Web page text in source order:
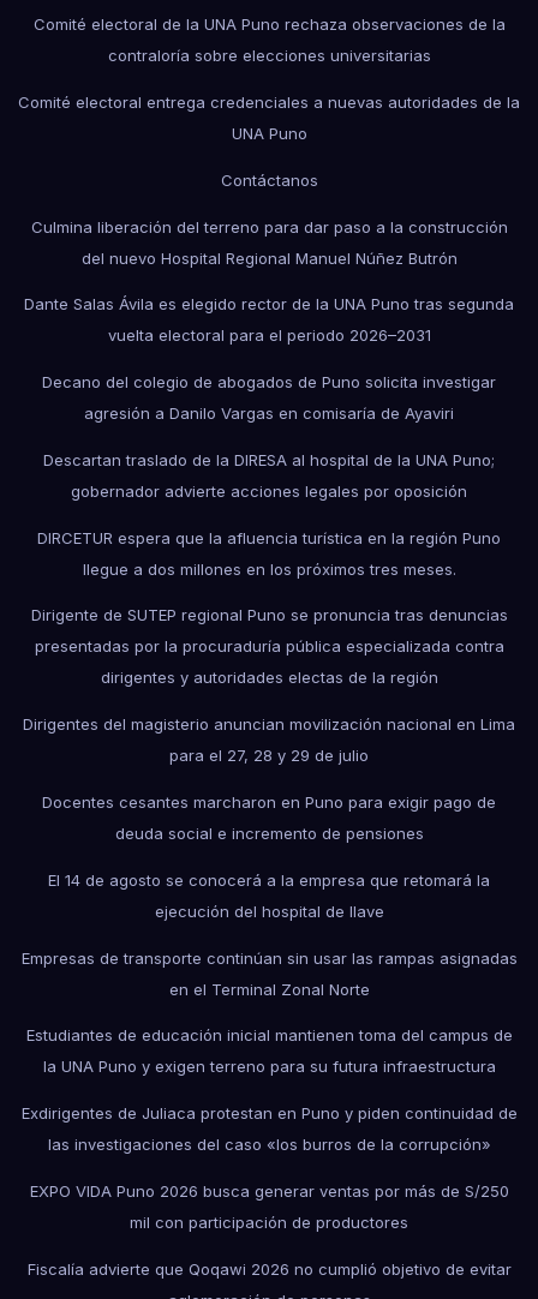
Comité electoral de la UNA Puno rechaza observaciones de la
contraloría sobre elecciones universitarias
Comité electoral entrega credenciales a nuevas autoridades de la
UNA Puno
Contáctanos
Culmina liberación del terreno para dar paso a la construcción
del nuevo Hospital Regional Manuel Núñez Butrón
Dante Salas Ávila es elegido rector de la UNA Puno tras segunda
vuelta electoral para el periodo 2026–2031
Decano del colegio de abogados de Puno solicita investigar
agresión a Danilo Vargas en comisaría de Ayaviri
Descartan traslado de la DIRESA al hospital de la UNA Puno;
gobernador advierte acciones legales por oposición
DIRCETUR espera que la afluencia turística en la región Puno
llegue a dos millones en los próximos tres meses.
Dirigente de SUTEP regional Puno se pronuncia tras denuncias
presentadas por la procuraduría pública especializada contra
dirigentes y autoridades electas de la región
Dirigentes del magisterio anuncian movilización nacional en Lima
para el 27, 28 y 29 de julio
Docentes cesantes marcharon en Puno para exigir pago de
deuda social e incremento de pensiones
El 14 de agosto se conocerá a la empresa que retomará la
ejecución del hospital de Ilave
Empresas de transporte continúan sin usar las rampas asignadas
en el Terminal Zonal Norte
Estudiantes de educación inicial mantienen toma del campus de
la UNA Puno y exigen terreno para su futura infraestructura
Exdirigentes de Juliaca protestan en Puno y piden continuidad de
las investigaciones del caso «los burros de la corrupción»
EXPO VIDA Puno 2026 busca generar ventas por más de S/250
mil con participación de productores
Fiscalía advierte que Qoqawi 2026 no cumplió objetivo de evitar